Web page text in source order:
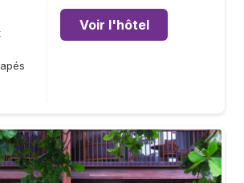
Voir l'hôtel